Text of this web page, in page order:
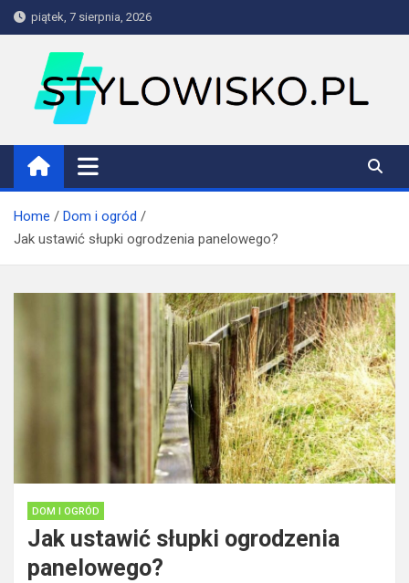
Skip
to
piątek, 7 sierpnia, 2026
stylowisko.pl
Blog
Home
Dom i ogród
Jak ustawić słupki ogrodzenia panelowego?
DOM I OGRÓD
Jak ustawić słupki ogrodzenia
panelowego?